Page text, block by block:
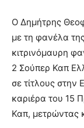
Ο Δημήτρης
με τη φανέλα
κιτρινόμαυρη
2 Σούπερ Καπ
σε τίτλους στην
καριέρα του 15
Καπ, μετρώντας